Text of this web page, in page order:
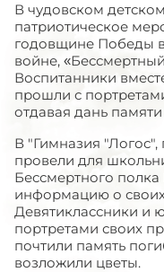
В чудовском
патриотическое
годовщине Победы
войне,
Воспитанники
прошли с
отдавая дань
В "Гимназия "Логос",
провели для
Бессмертного
информацию о
Девятиклассники и
портретами своих
почтили память
возложили цветы.